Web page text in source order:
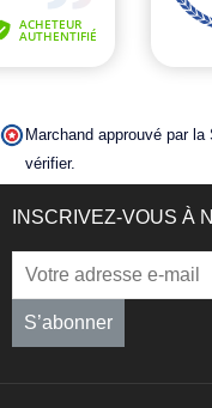
Marchand approuvé par
vérifier.
INSCRIVEZ-VOUS À
S’abonner